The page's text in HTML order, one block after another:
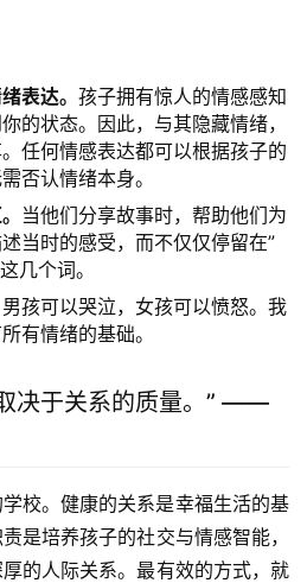
表达。 孩子拥有惊人的情感感知
的状态。因此，与其隐藏情绪，
任何情感表达都可以根据孩子的
否认情绪本身。
当他们分享故事时，帮助他们为
当时的感受，而不仅仅停留在”
几个词。
男孩可以哭泣，女孩可以愤怒。我
有情绪的基础。
决于关系的质量。” ——
校。健康的关系是幸福生活的基
是培养孩子的社交与情感智能，
的人际关系。最有效的方式，就